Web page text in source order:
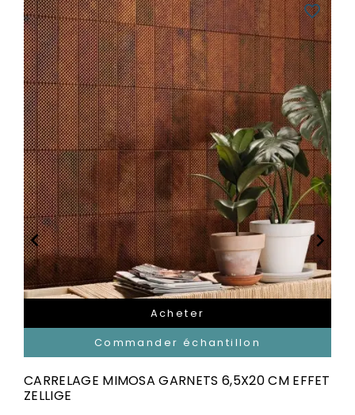

Acheter
Commander échantillon
favorite_border
CARRELAGE MIMOSA GARNETS 6,5X20 CM EFFET
ZELLIGE
